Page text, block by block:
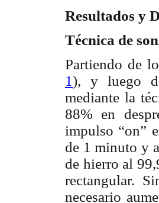
Resultados y
Técnica de
Partiendo de
1), y luego
mediante la
88% en
impulso “on”
de 1 minuto y
de hierro al
rectangular.
necesario